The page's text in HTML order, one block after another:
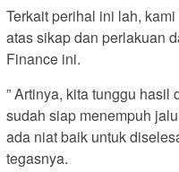
Terkait perihal ini lah,
atas sikap dan perlakuan
Finance ini.
” Artinya, kita tunggu
sudah siap menempuh
ada niat baik untuk
tegasnya.